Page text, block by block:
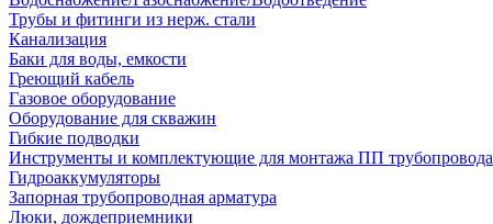
Трубы и фитинги из нерж. стали
Канализация
Баки для воды, емкости
Греющий кабель
Газовое оборудование
Оборудование для скважин
Гибкие подводки
Инструменты и комплектующие для монтажа ПП трубопровода
Гидроаккумуляторы
Запорная трубопроводная арматура
Люки, дождеприемники